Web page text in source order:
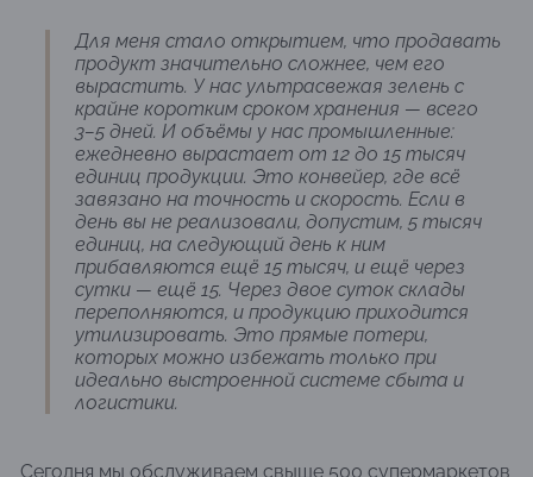
Для меня стало открытием, что продавать
продукт значительно сложнее, чем его
вырастить. У нас ультрасвежая зелень с
крайне коротким сроком хранения — всего
3–5 дней. И объёмы у нас промышленные:
ежедневно вырастает от 12 до 15 тысяч
единиц продукции. Это конвейер, где всё
завязано на точность и скорость. Если в
день вы не реализовали, допустим, 5 тысяч
единиц, на следующий день к ним
прибавляются ещё 15 тысяч, и ещё через
сутки — ещё 15. Через двое суток склады
переполняются, и продукцию приходится
утилизировать. Это прямые потери,
которых можно избежать только при
идеально выстроенной системе сбыта и
логистики.
Сегодня мы обслуживаем свыше 500 супермаркетов